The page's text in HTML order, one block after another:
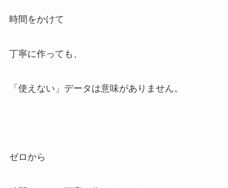
時間をかけて
丁寧に作っても、
「使えない」データは意味がありません。
ゼロから